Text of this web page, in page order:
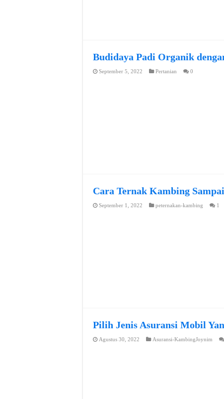
Budidaya Padi Organik
September 5, 2022 Pertanian 0
Cara Ternak Kambing
September 1, 2022 peternakan-kambing 1
Pilih Jenis Asuransi Mobil
Agustus 30, 2022 Asuransi-KambingJoynim